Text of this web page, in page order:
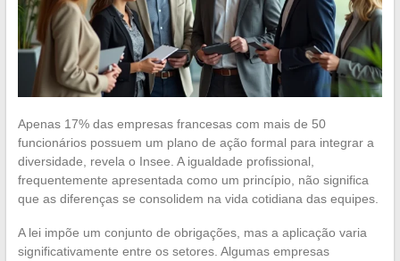
Apenas 17% das empresas francesas com mais de 50
funcionários possuem um plano de ação formal para integrar a
diversidade, revela o Insee. A igualdade profissional,
frequentemente apresentada como um princípio, não significa
que as diferenças se consolidem na vida cotidiana das equipes.
A lei impõe um conjunto de obrigações, mas a aplicação varia
significativamente entre os setores. Algumas empresas